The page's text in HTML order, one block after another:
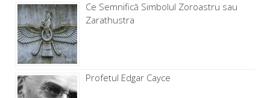
Ce Semnifică Simbolul Zoroastru sau
Zarathustra
Profetul Edgar Cayce